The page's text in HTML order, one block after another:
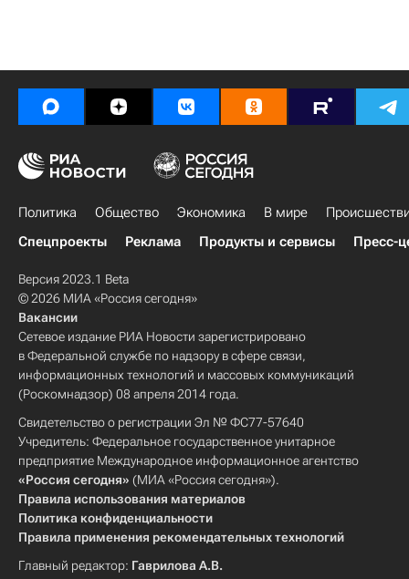
Политика Общество Экономика В мире
Спецпроекты
Реклама Продукты и сервисы Пресс-
Версия 2023.1 Beta
© 2026 МИА «Россия сегодня»
Вакансии
Сетевое издание РИА Новости зарегистрировано
в Федеральной службе по надзору в сфере связи,
информационных технологий и массовых коммуникаций
(Роскомнадзор) 08 апреля 2014 года.
Свидетельство о регистрации Эл № ФС77-57640
Учредитель: Федеральное государственное унитарное
предприятие Международное информационное агентство
«Россия сегодня» (МИА «Россия сегодня»).
Правила использования материалов
Политика конфиденциальности
Правила применения рекомендательных технологий
Главный редактор: Гаврилова А.В.